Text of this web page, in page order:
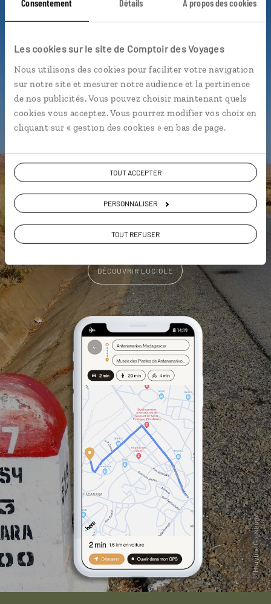
Les cookies sur le site de Comptoir des Voyages
Nous utilisons des cookies pour faciliter votre navigation
sur notre site et mesurer notre audience et la pertinence
de nos publicités. Vous pouvez choisir maintenant quels
cookies vous acceptez. Vous pourrez modifier vos choix en
cliquant sur « gestion des cookies » en bas de page.
TOUT ACCEPTER
PERSONNALISER
TOUT REFUSER
l'appli qui vous guide à
Madagascar
L’itinéraire vers votre hôtel en 1
clic
plage
Les plus beaux parcs nationaux
L’album souvenirs à composer
vous-même
DÉCOUVRIR LUCIOLE